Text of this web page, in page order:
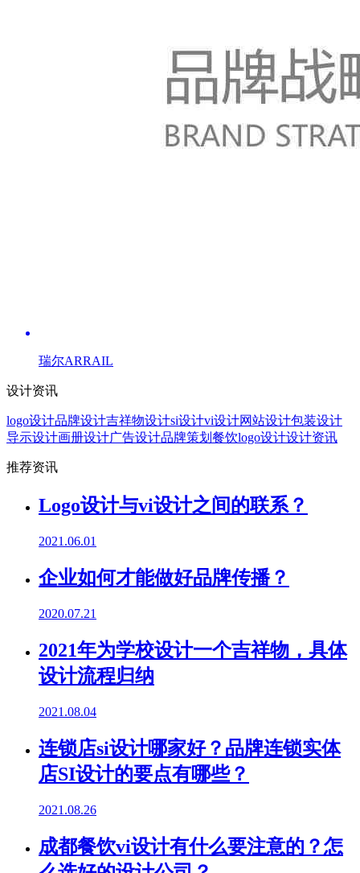
瑞尔ARRAIL
设计资讯
logo设计品牌设计吉祥物设计si设计vi设计网站设计包装设计
导示设计画册设计广告设计品牌策划 餐饮logo设计设计资讯
推荐资讯
Logo设计与vi设计之间的联系？
2021.06.01
企业如何才能做好品牌传播？
2020.07.21
2021年为学校设计一个吉祥物，具体
设计流程归纳
2021.08.04
连锁店si设计哪家好？品牌连锁实体
店SI设计的要点有哪些？
2021.08.26
成都餐饮vi设计有什么要注意的？怎